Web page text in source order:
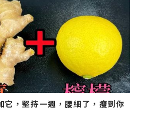
它，堅持一週，腰細了，瘦到你